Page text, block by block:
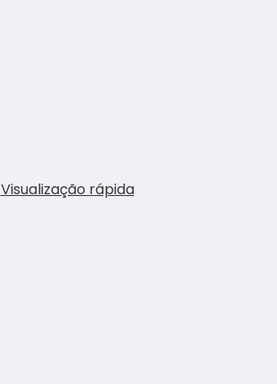
Visualização rápida